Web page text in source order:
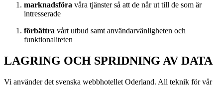
marknadsföra våra tjänster så att de når ut till de som är
intresserade
förbättra vårt utbud samt användarvänligheten och
funktionaliteten
LAGRING OCH SPRIDNING AV DATA
Vi använder det svenska webbhotellet Oderland. All teknik för vår